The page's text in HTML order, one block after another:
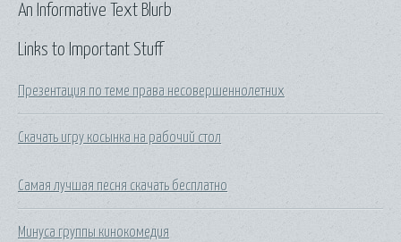
Links to Important Stuff
Презентация по теме права несовершеннолетних
Скачать игру косынка на рабочий стол
Самая лучшая песня скачать бесплатно
Минуса группы кинокомедия
An Informative Text Blurb